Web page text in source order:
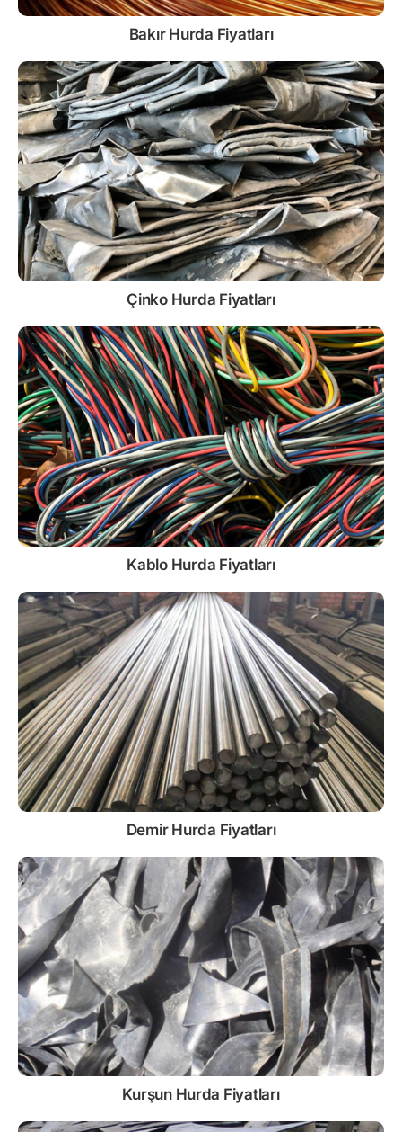
Bakır Hurda Fiyatları
Çinko Hurda Fiyatları
Kablo Hurda Fiyatları
Demir Hurda Fiyatları
Kurşun Hurda Fiyatları